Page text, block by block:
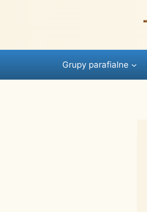
Grupy parafialne